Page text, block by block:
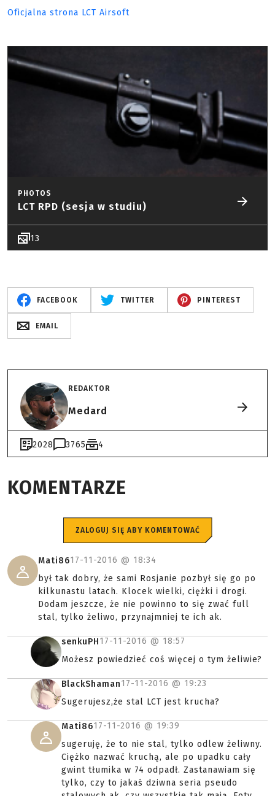
Oficjalna strona LCT Airsoft
PHOTOS
LCT RPD (sesja w studiu)
13
FACEBOOK TWITTER PINTEREST
EMAIL
REDAKTOR
Medard
2028 3765 4
KOMENTARZE
ZALOGUJ SIĘ ABY KOMENTOWAĆ
Mati8617-11-2016 @ 18:34
był tak dobry, że sami Rosjanie pozbył się go po
kilkunastu latach. Klocek wielki, ciężki i drogi.
Dodam jeszcze, że nie powinno to się zwać full
stal, tylko żeliwo, przynajmniej te ich ak.
senkuPH17-11-2016 @ 18:57
Możesz powiedzieć coś więcej o tym żeliwie?
BlackShaman17-11-2016 @ 19:23
Sugerujesz,że stal LCT jest krucha?
Mati8617-11-2016 @ 19:39
sugeruję, że to nie stal, tylko odlew żeliwny.
Ciężko nazwać kruchą, ale po upadku cały
gwint tłumika w 74 odpadł. Zastanawiam się
tylko, czy to jakaś dziwna seria pseudo